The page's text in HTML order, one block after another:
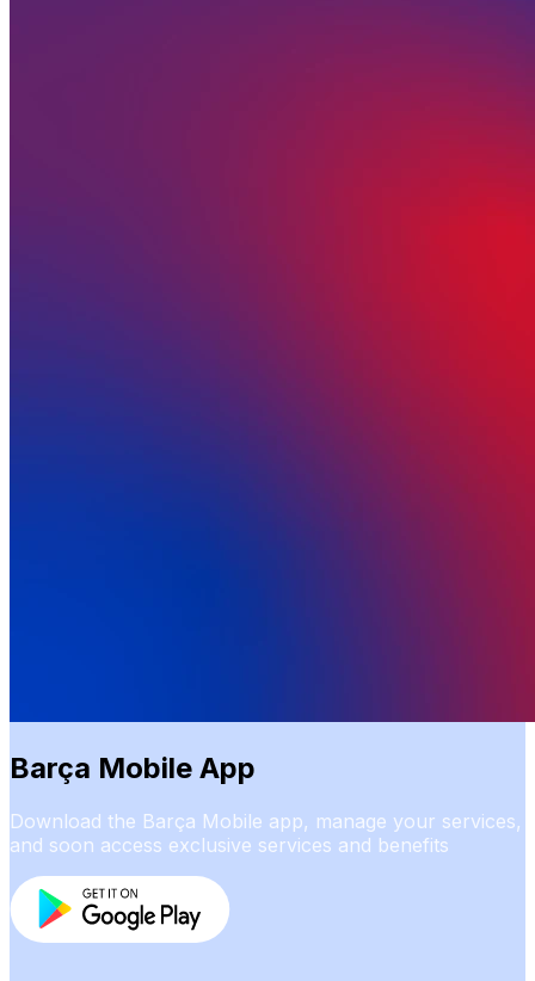
Barça Mobile App
Download the Barça Mobile app, manage your services,
and soon access exclusive services and benefits